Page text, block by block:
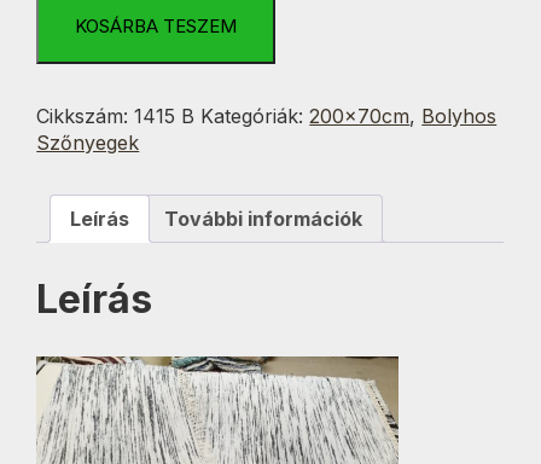
Fekete
70x200
cm
mennyiség
KOSÁRBA TESZEM
Cikkszám:1415 B Kategóriák:200x70cm, Bolyhos
Szőnyegek
Leírás További információk
Leírás